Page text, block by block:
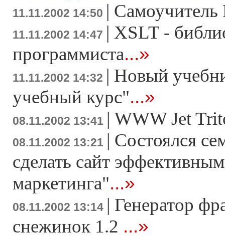
11.11.2002 14:50 |
11.11.2002 14:47 | XSLT -
программиста...»
11.11.2002 14:32 | Новый
учебный курс"...»
08.11.2002 13:41 | WWW Jet
08.11.2002 13:21 | Состоялся
сделать сайт
маркетинга"...»
08.11.2002 13:14 | Генератор
снежинок 1.2 ...»